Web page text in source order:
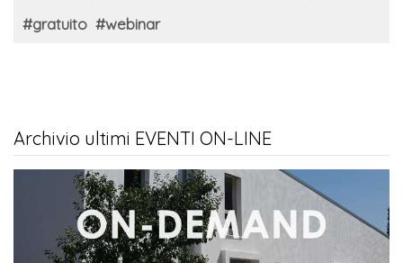
#gratuito #webinar
Archivio ultimi EVENTI ON-LINE